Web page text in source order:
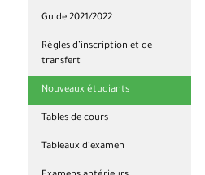
Guide 2021/2022
Règles d’inscription et de
transfert
Nouveaux étudiants
Tables de cours
Tableaux d’examen